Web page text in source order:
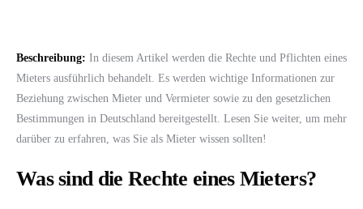
Beschreibung: In diesem Artikel werden die Rechte und Pflichten eines
Mieters ausführlich behandelt. Es werden wichtige Informationen zur
Beziehung zwischen Mieter und Vermieter sowie zu den gesetzlichen
Bestimmungen in Deutschland bereitgestellt. Lesen Sie weiter, um mehr
darüber zu erfahren, was Sie als Mieter wissen sollten!
Was sind die Rechte eines Mieters?